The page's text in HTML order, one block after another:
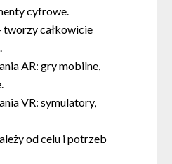
cyfrowe.
tworzy całkowicie
AR: gry mobilne,
VR: symulatory,
od celu i potrzeb